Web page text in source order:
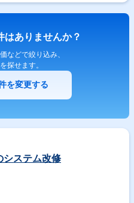
はありませんか？
などで絞り込み、
探せます。
を変更する
システム改修